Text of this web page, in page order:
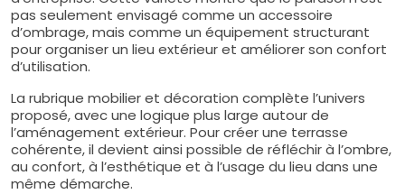
pas seulement envisagé comme un accessoire
d’ombrage, mais comme un équipement structurant
pour organiser un lieu extérieur et améliorer son confort
d’utilisation.
La rubrique mobilier et décoration complète l’univers
proposé, avec une logique plus large autour de
l’aménagement extérieur. Pour créer une terrasse
cohérente, il devient ainsi possible de réfléchir à l’ombre,
au confort, à l’esthétique et à l’usage du lieu dans une
même démarche.